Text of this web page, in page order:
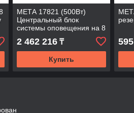
МЕТА 17821 (500Вт)
Центральный блок
системы оповещения на 8
2 462 216₸
Купить